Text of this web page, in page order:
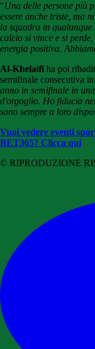
"Una delle persone più
essere anche triste, ma
la squadra in qualunque
calcio si vince e si
energia positiva.
Al-Khelaifi ha poi
semifinale consecutiva in
anno in semifinale in
d'orgoglio. Ho fiducia
sono sempre a loro
Vuoi vedere eventi
BET365? Clicca qui
© RIPRODUZIONE